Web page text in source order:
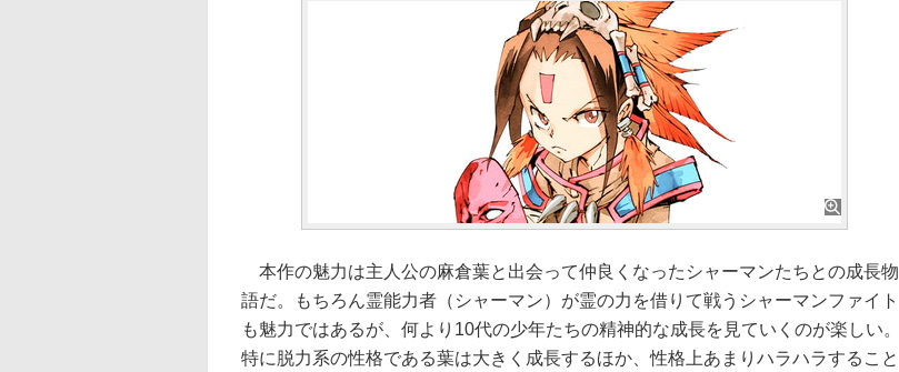
本作の魅力は主人公の麻倉葉と出会って仲良くなったシャーマンたちとの成長物
語だ。もちろん霊能力者（シャーマン）が霊の力を借りて戦うシャーマンファイト
も魅力ではあるが、何より10代の少年たちの精神的な成長を見ていくのが楽しい。
特に脱力系の性格である葉は大きく成長するほか、性格上あまりハラハラすること